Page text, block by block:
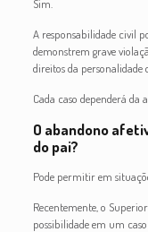
Sim.
A responsabilidade civil
demonstrem grave
direitos da personalidade
Cada caso dependerá da
O abandono
do pai?
Pode permitir em
Recentemente, o
possibilidade em um